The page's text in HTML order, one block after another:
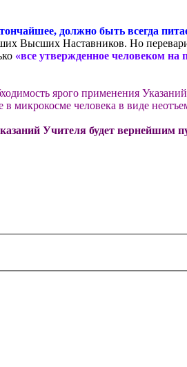
должно быть всегда
Высших Наставников. Но
«все утвержденное человеком на
ярого применения
микрокосме человека в виде
Учителя будет вернейшим